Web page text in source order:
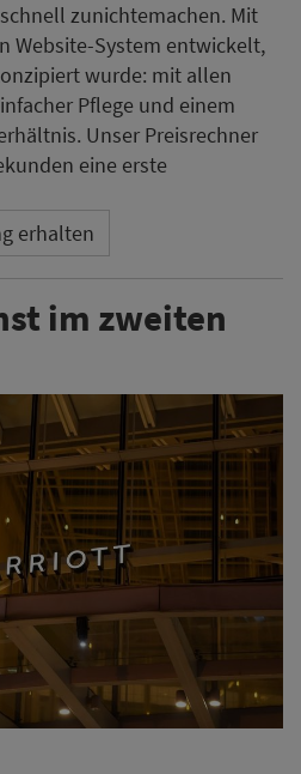
zunichtemachen. Mit
Website-System entwickelt,
wurde: mit allen
Pflege und einem
Unser Preisrechner
eine erste
erhalten
im zweiten